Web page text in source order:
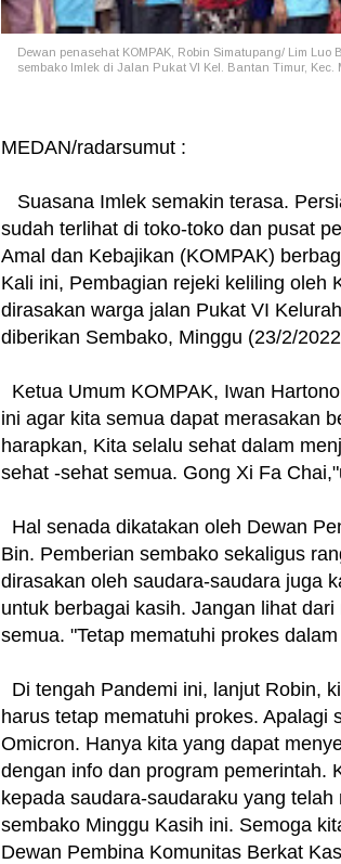
Dewan penasehat KOMPAK, Robin Simatupang/ Lim
sembako Imlek di Jalan Pukat VI Kel. Bantan Timur,
MEDAN/radarsumut :
Suasana Imlek semakin terasa.
sudah terlihat di toko-toko dan pusat
Amal dan Kebajikan (KOMPAK)
Kali ini, Pembagian rejeki keliling oleh
dirasakan warga jalan Pukat VI
diberikan Sembako, Minggu (23/2/
Ketua Umum KOMPAK, Iwan
ini agar kita semua dapat merasakan
harapkan, Kita selalu sehat dalam
sehat -sehat semua. Gong Xi Fa
Hal senada dikatakan oleh Dewan
Bin. Pemberian sembako sekaligus
dirasakan oleh saudara-saudara juga
untuk berbagai kasih. Jangan lihat
semua. "Tetap mematuhi prokes
Di tengah Pandemi ini, lanjut Robin,
harus tetap mematuhi prokes. Apalagi
Omicron. Hanya kita yang dapat
dengan info dan program pemerintah.
kepada saudara-saudaraku yang
sembako Minggu Kasih ini. Semoga
Dewan Pembina Komunitas Berkat